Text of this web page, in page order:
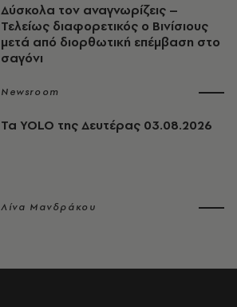
Δύσκολα τον αναγνωρίζεις –
Τελείως διαφορετικός ο Βινίσιους
μετά από διορθωτική επέμβαση στο
σαγόνι
Newsroom
Τα YOLO της Δευτέρας 03.08.2026
Λίνα Μανδράκου